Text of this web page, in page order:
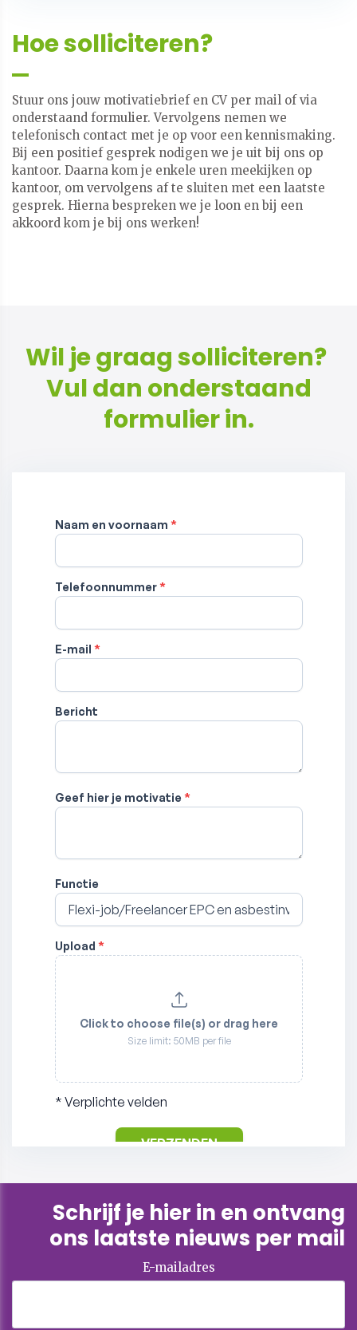
Hoe solliciteren?
Stuur ons jouw motivatiebrief en CV per mail of via
onderstaand formulier. Vervolgens nemen we
telefonisch contact met je op voor een kennismaking.
Bij een positief gesprek nodigen we je uit bij ons op
kantoor. Daarna kom je enkele uren meekijken op
kantoor, om vervolgens af te sluiten met een laatste
gesprek. Hierna bespreken we je loon en bij een
akkoord kom je bij ons werken!
Wil je graag solliciteren? ​​​​​​​
Vul dan onderstaand
formulier in.
Schrijf je hier in en ontvang
ons laatste nieuws per mail
E-mailadres